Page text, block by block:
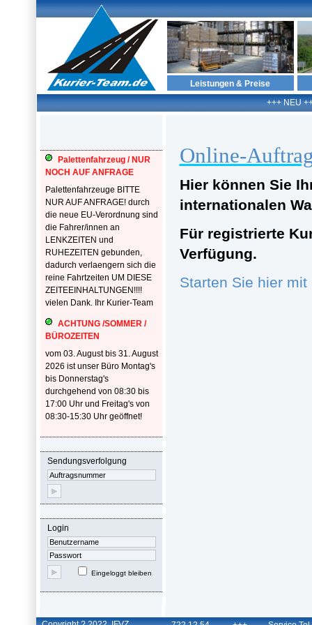
Leistungen & Preise
+++ NEU
Palettenfahrzeug / NUR
NOCH AUF ANFRAGE
Palettenfahrzeuge BITTE
NUR AUF ANFRAGE! durch
die neue EU-Verordnung sind
die Fahrer/innen an
LENKZEITEN und
RUHEZEITEN gebunden,
dadurch verlaengern sich die
reine Fahrtzeiten UM DIESE
ZEITEEINHALTUNGEN!!!!
vielen Dank. Ihr Kurier-Team
ACHTUNG /SOMMER /
BÜROZEITEN
vom 03. August bis 31. August
2026 ist unser Büro Montag's
bis Donnerstag's
durchgehend von 08:30 bis
17:00 Uhr und Freitag's von
08:30-15:30 Uhr geöffnet!
Sendungsverfolgung
Login
Eingeloggt bleiben
Online-
Hier können Sie
internationalen
Für registrierte
Verfügung.
Starten Sie hier mit